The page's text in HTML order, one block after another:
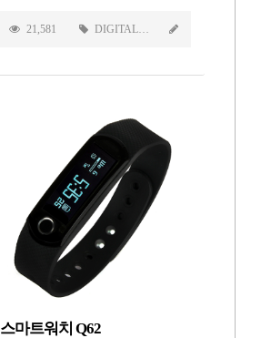
21,581 DIGITAL
스마트워치 Q62